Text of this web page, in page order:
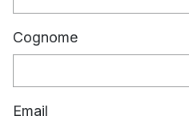
Cognome
Email